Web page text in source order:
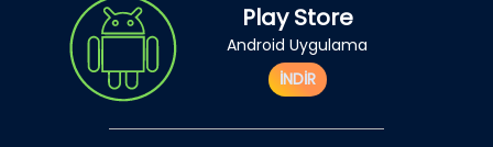
Play Store
Android Uygulama
İNDİR